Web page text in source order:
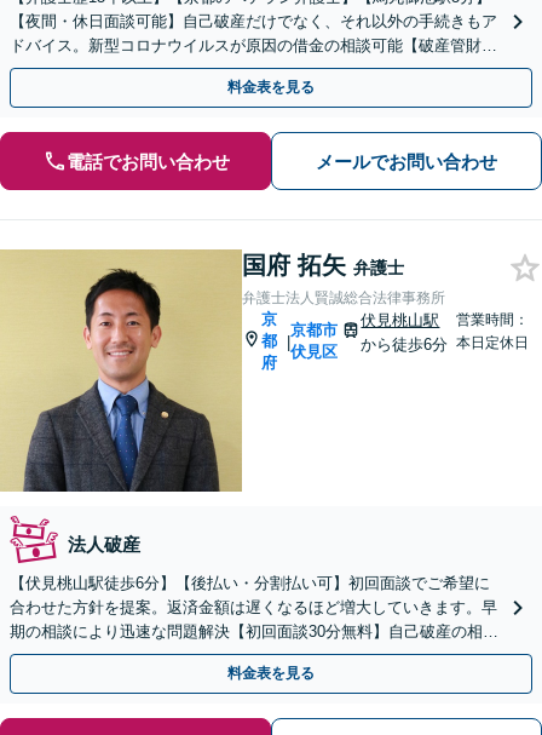
【夜間・休日面談可能】自己破産だけでなく、それ以外の手続きもア
ドバイス。新型コロナウイルスが原因の借金の相談可能【破産管財人
の経験あり】【初回相談無料】【個室で相談可能】
料金表を見る
電話でお問い合わせ メールでお問い合わせ
国府 拓矢 弁護士
弁護士法人賢誠総合法律事務所
京
都
府
|
京都市
伏見区
伏見桃山駅
から徒歩6分
営業時間：
本日定休日
法人破産
【伏見桃山駅徒歩6分】【後払い・分割払い可】初回面談でご希望に
合わせた方針を提案。返済金額は遅くなるほど増大していきます。早
期の相談により迅速な問題解決【初回面談30分無料】自己破産の相談
や、自宅や愛車を残したい方もお任せください。
料金表を見る